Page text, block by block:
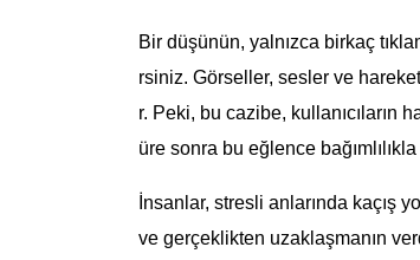
Bir düşünün, yalnızca birkaç
rsiniz. Görseller, sesler ve
r. Peki, bu cazibe, kullanıcıların
üre sonra bu eğlence
İnsanlar, stresli anlarında kaçış
ve gerçeklikten uzaklaşmanın